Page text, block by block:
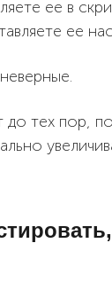
ее в
ее
тех пор,